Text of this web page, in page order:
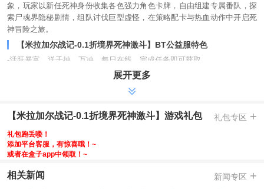
象，玩家以新任死神身份收集各色强力角色卡牌，自由组建专属番队，探
索尸魂界隐秘剧情，组队讨伐巨型虚怪，在策略配卡与热血动作中开启死
神冒险之旅。
【米拉加尔战记-0.1折境界死神激斗】BT公益服特色
-活跃暴富，送千抽，万冲，每日在线，完成任务即可获取
-充值比例1:10魂玉，游戏首次及后续充值都为0.1折
-每日白嫖，每日完成任务即可领取648代金券，不限时可囤
-完成任务，即可获得满星伙伴碎蜂
-集结死神阵容，勇闯尸魂界
-
【米拉加尔战记-0.1折境界死神激斗】VIP介绍
展开更多
【米拉加尔战记-0.1折境界死神激斗】游戏礼包 礼包专区 +
礼包跑丢喽！
添加平台客服，有惊喜哦！~
或者在盒子app中领取！~
相关新闻 新闻专区 +